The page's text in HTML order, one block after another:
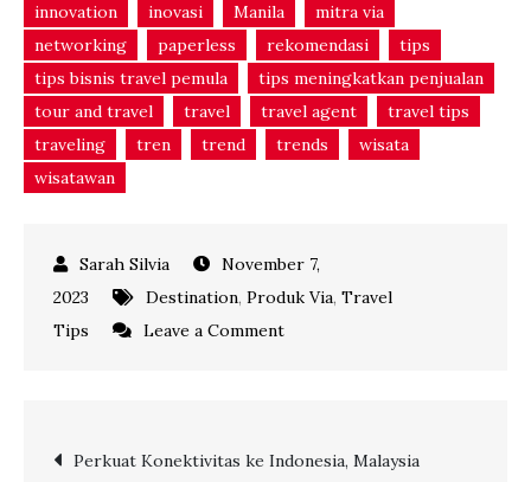
innovation
inovasi Manila
mitra via
networking
paperless rekomendasi
tips
tips bisnis travel pemula
tips meningkatkan penjualan
tour and travel
travel travel agent
travel tips
traveling
tren trend trends
wisata
wisatawan
November 7,
2023
Destination, Produk Via, Travel
Tips
Leave a Commenton
Pengalaman
Post
Perkuat Konektivitas ke Indonesia, Malaysia